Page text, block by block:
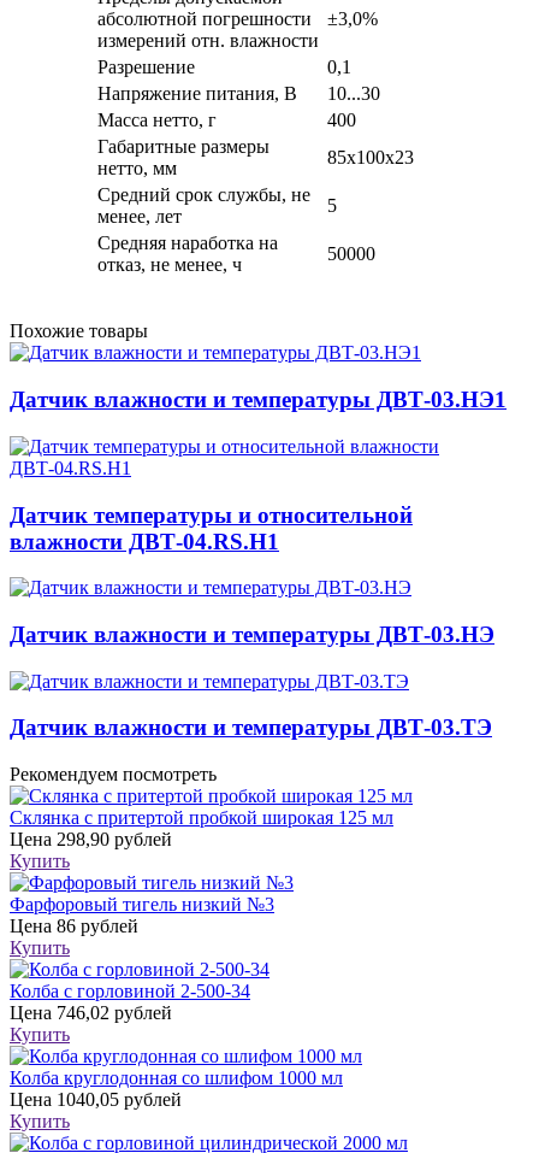
абсолютной погрешности
измерений отн. влажности
±3,0%
Разрешение
0,1
Напряжение питания, В
10...30
Масса нетто, г
400
Габаритные размеры
нетто, мм
85х100х23
Средний срок службы, не
менее, лет
5
Средняя наработка на
отказ, не менее, ч
50000
Похожие товары
Датчик влажности и температуры ДВТ-03.НЭ1
Датчик температуры и относительной
влажности ДВТ-04.RS.Н1
Датчик влажности и температуры ДВТ-03.НЭ
Датчик влажности и температуры ДВТ-03.ТЭ
Рекомендуем посмотреть
Склянка с притертой пробкой широкая 125 мл
Цена 298,90 рублей
Купить
Фарфоровый тигель низкий №3
Цена 86 рублей
Купить
Колба с горловиной 2-500-34
Цена 746,02 рублей
Купить
Колба круглодонная со шлифом 1000 мл
Цена 1040,05 рублей
Купить